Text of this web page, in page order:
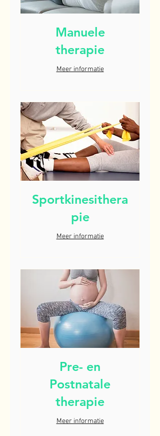
Manuele
therapie
Meer informatie
Sportkinesithera
pie
Meer informatie
Pre- en
Postnatale
therapie
Meer informatie